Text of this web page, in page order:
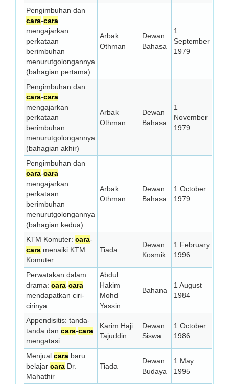
Pengimbuhan dan
cara-cara
mengajarkan
perkataan
berimbuhan
menurutgolongannya
(bahagian pertama)
Arbak
Othman
Dewan
Bahasa
1
September
1979
Pengimbuhan dan
cara-cara
mengajarkan
perkataan
berimbuhan
menurutgolongannya
(bahagian akhir)
Arbak
Othman
Dewan
Bahasa
1
November
1979
Pengimbuhan dan
cara-cara
mengajarkan
perkataan
berimbuhan
menurutgolongannya
(bahagian kedua)
Arbak
Othman
Dewan
Bahasa
1 October
1979
KTM Komuter: cara-
cara menaiki KTM
Komuter
Tiada
Dewan
Kosmik
1 February
1996
Perwatakan dalam
drama: cara-cara
mendapatkan ciri-
cirinya
Abdul
Hakim
Mohd
Yassin
Bahana
1 August
1984
Appendisitis: tanda-
tanda dan cara-cara
mengatasi
Karim Haji
Tajuddin
Dewan
Siswa
1 October
1986
Menjual cara baru
belajar cara Dr.
Mahathir
Tiada
Dewan
Budaya
1 May
1995